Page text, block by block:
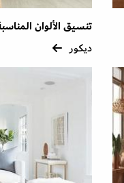
تنسيق الألوان
ديكور